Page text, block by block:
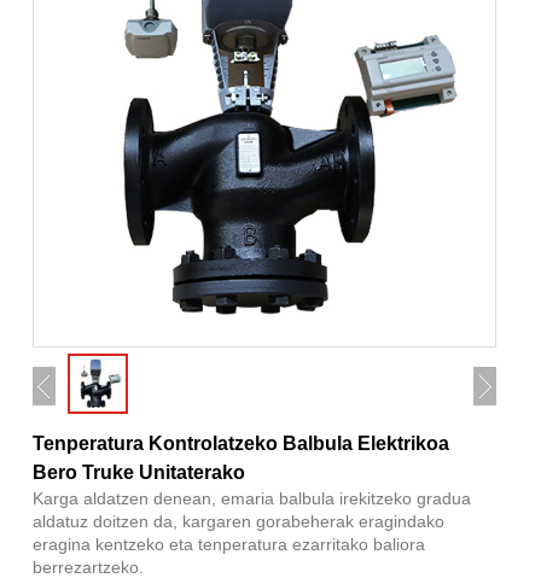
Tenperatura Kontrolatzeko Balbula Elektrikoa
Bero Truke Unitaterako
Karga aldatzen denean, emaria balbula irekitzeko gradua
aldatuz doitzen da, kargaren gorabeherak eragindako
eragina kentzeko eta tenperatura ezarritako baliora
berrezartzeko.